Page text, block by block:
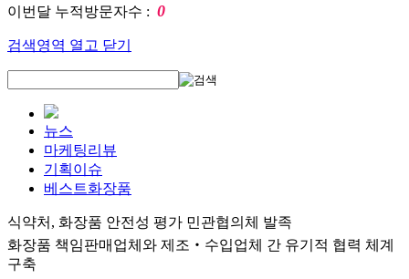
이번달 누적방문자수 : 0
검색영역 열고 닫기
뉴스
마케팅리뷰
기획이슈
베스트화장품
식약처, 화장품 안전성 평가 민관협의체 발족
화장품 책임판매업체와 제조‧수입업체 간 유기적 협력 체계
구축